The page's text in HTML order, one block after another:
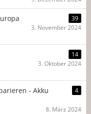
39
3. November 2024
14
3. Oktober 2024
- Akku
4
8. März 2024